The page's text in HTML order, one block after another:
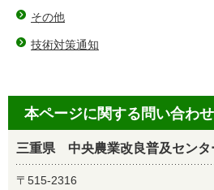
その他
技術対策通知
本ページに関する問い合わ
三重県 中央農業改良普及センタ
〒515-2316